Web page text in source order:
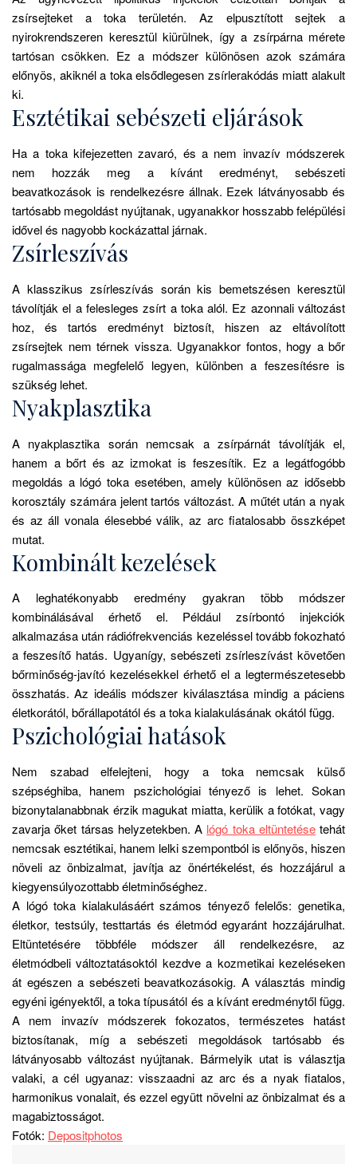
zsírsejteket a toka területén. Az elpusztított sejtek a
nyirokrendszeren keresztül kiürülnek, így a zsírpárna mérete
tartósan csökken. Ez a módszer különösen azok számára
előnyös, akiknél a toka elsődlegesen zsírlerakódás miatt alakult
ki.
Esztétikai sebészeti eljárások
Ha a toka kifejezetten zavaró, és a nem invazív módszerek
nem hozzák meg a kívánt eredményt, sebészeti
beavatkozások is rendelkezésre állnak. Ezek látványosabb és
tartósabb megoldást nyújtanak, ugyanakkor hosszabb felépülési
idővel és nagyobb kockázattal járnak.
Zsírleszívás
A klasszikus zsírleszívás során kis bemetszésen keresztül
távolítják el a felesleges zsírt a toka alól. Ez azonnali változást
hoz, és tartós eredményt biztosít, hiszen az eltávolított
zsírsejtek nem térnek vissza. Ugyanakkor fontos, hogy a bőr
rugalmassága megfelelő legyen, különben a feszesítésre is
szükség lehet.
Nyakplasztika
A nyakplasztika során nemcsak a zsírpárnát távolítják el,
hanem a bőrt és az izmokat is feszesítik. Ez a legátfogóbb
megoldás a lógó toka esetében, amely különösen az idősebb
korosztály számára jelent tartós változást. A műtét után a nyak
és az áll vonala élesebbé válik, az arc fiatalosabb összképet
mutat.
Kombinált kezelések
A leghatékonyabb eredmény gyakran több módszer
kombinálásával érhető el. Például zsírbontó injekciók
alkalmazása után rádiófrekvenciás kezeléssel tovább fokozható
a feszesítő hatás. Ugyanígy, sebészeti zsírleszívást követően
bőrminőség-javító kezelésekkel érhető el a legtermészetesebb
összhatás. Az ideális módszer kiválasztása mindig a páciens
életkorától, bőrállapotától és a toka kialakulásának okától függ.
Pszichológiai hatások
Nem szabad elfelejteni, hogy a toka nemcsak külső
szépséghiba, hanem pszichológiai tényező is lehet. Sokan
bizonytalanabbnak érzik magukat miatta, kerülik a fotókat, vagy
zavarja őket társas helyzetekben. A lógó toka eltüntetésetehát
nemcsak esztétikai, hanem lelki szempontból is előnyös, hiszen
növeli az önbizalmat, javítja az önértékelést, és hozzájárul a
kiegyensúlyozottabb életminőséghez.
A lógó toka kialakulásáért számos tényező felelős: genetika,
életkor, testsúly, testtartás és életmód egyaránt hozzájárulhat.
Eltüntetésére többféle módszer áll rendelkezésre, az
életmódbeli változtatásoktól kezdve a kozmetikai kezeléseken
át egészen a sebészeti beavatkozásokig. A választás mindig
egyéni igényektől, a toka típusától és a kívánt eredménytől függ.
A nem invazív módszerek fokozatos, természetes hatást
biztosítanak, míg a sebészeti megoldások tartósabb és
látványosabb változást nyújtanak. Bármelyik utat is választja
valaki, a cél ugyanaz: visszaadni az arc és a nyak fiatalos,
harmonikus vonalait, és ezzel együtt növelni az önbizalmat és a
magabiztosságot.
Fotók: Depositphotos